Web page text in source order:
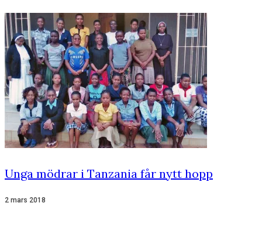
Unga mödrar i Tanzania får nytt hopp
2 mars 2018